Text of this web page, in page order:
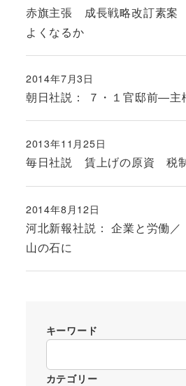
赤旗主張 成長戦略改訂素案
よくなるか
朝日社説： ７・１官邸前―主
投稿日
2014年7月3日
毎日社説 賃上げの原資 税
投稿日
2013年11月25日
河北新報社説： 企業と労働
山の石に
投稿日
2014年8月12日
キーワード
カテゴリー